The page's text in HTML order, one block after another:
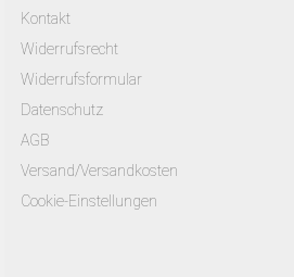
Kontakt
Widerrufsrecht
Widerrufsformular
Datenschutz
AGB
Versand/Versandkosten
Cookie-Einstellungen